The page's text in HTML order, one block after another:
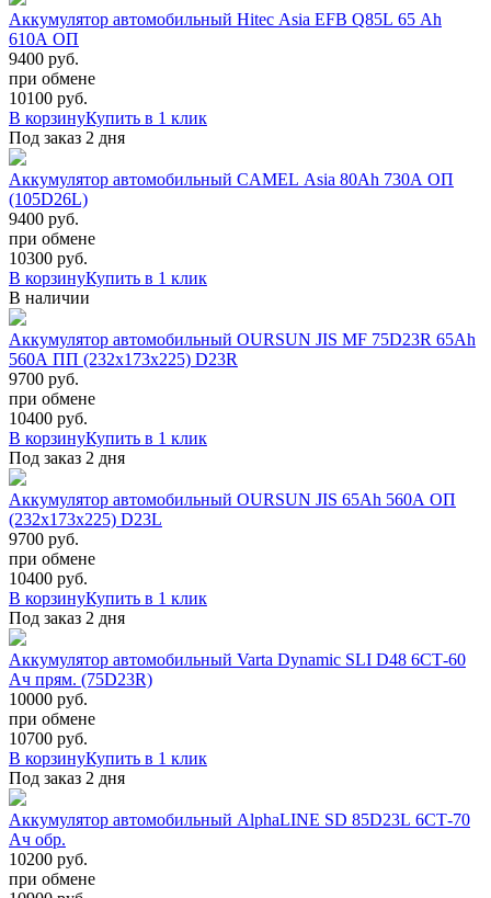
Аккумулятор автомобильный Hitec Asia EFB Q85L 65 Ah
610A ОП
9400 руб.
при обмене
10100 руб.
В корзинуКупить в 1 клик
Под заказ 2 дня
Аккумулятор автомобильный CAMEL Asia 80Ah 730A ОП
(105D26L)
9400 руб.
при обмене
10300 руб.
В корзинуКупить в 1 клик
В наличии
Аккумулятор автомобильный OURSUN JIS MF 75D23R 65Ah
560A ПП (232х173x225) D23R
9700 руб.
при обмене
10400 руб.
В корзинуКупить в 1 клик
Под заказ 2 дня
Аккумулятор автомобильный OURSUN JIS 65Ah 560A ОП
(232х173х225) D23L
9700 руб.
при обмене
10400 руб.
В корзинуКупить в 1 клик
Под заказ 2 дня
Аккумулятор автомобильный Varta Dynamic SLI D48 6СТ-60
Ач прям. (75D23R)
10000 руб.
при обмене
10700 руб.
В корзинуКупить в 1 клик
Под заказ 2 дня
Аккумулятор автомобильный AlphaLINE SD 85D23L 6СТ-70
Ач обр.
10200 руб.
при обмене